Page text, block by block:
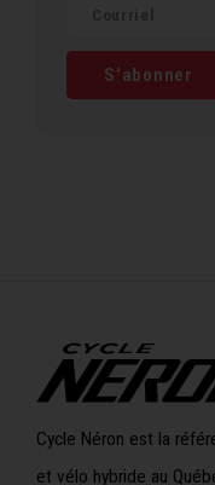
S'abonner
Cycle Néron est la
et vélo hybride au